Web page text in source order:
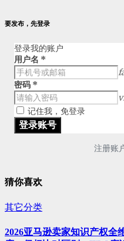
要发布，先登录
登录我的账户
用户名 *
密码 *
记住我，免登录
注册账
猜你喜欢
其它分类
2026亚马逊卖家知识产权全